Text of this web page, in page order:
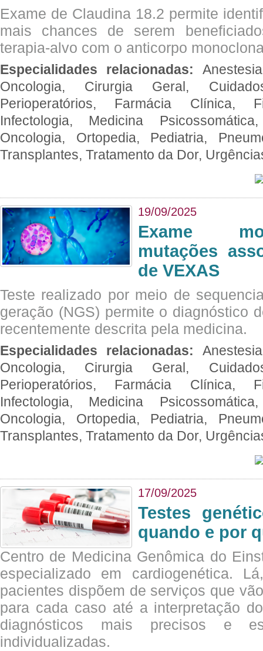
Exame de Claudina 18.2 permite
mais chances de serem
terapia-alvo com o anticorpo
Especialidades relacionadas:
Oncologia, Cirurgia Geral,
Perioperatórios, Farmácia Clínica,
Infectologia, Medicina
Oncologia, Ortopedia, Pediatria,
Transplantes, Tratamento da Dor,
19/09/2025
Exame
mutações
de VEXAS
Teste realizado por meio de
geração (NGS) permite o diagnóstico
recentemente descrita pela medicina.
Especialidades relacionadas:
Oncologia, Cirurgia Geral,
Perioperatórios, Farmácia Clínica,
Infectologia, Medicina
Oncologia, Ortopedia, Pediatria,
Transplantes, Tratamento da Dor,
17/09/2025
Testes
quando e por
Centro de Medicina Genômica do
especializado em cardiogenética.
pacientes dispõem de serviços que
para cada caso até a interpretação
diagnósticos mais precisos e
individualizadas.